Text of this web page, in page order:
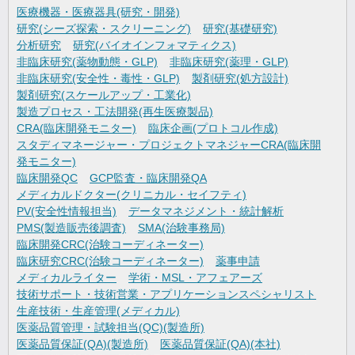
医療機器・医療器具(研究・開発)
研究(シーズ探索・スクリーニング)
研究(基礎研究)
分析研究
研究(バイオインフォマティクス)
非臨床研究(薬物動態・GLP)
非臨床研究(薬理・GLP)
非臨床研究(安全性・毒性・GLP)
製剤研究(処方設計)
製剤研究(スケールアップ・工業化)
製造プロセス・工法開発(再生医療製品)
CRA(臨床開発モニター)
臨床企画(プロトコル作成)
スタディマネージャー・プロジェクトマネジャーCRA(臨床開
発モニター)
臨床開発QC
GCP監査・臨床開発QA
メディカルドクター(クリニカル・セイフティ)
PV(安全性情報担当)
データマネジメント・統計解析
PMS(製造販売後調査)
SMA(治験事務局)
臨床開発CRC(治験コーディネーター)
臨床研究CRC(治験コーディネーター)
薬事申請
メディカルライター
学術・MSL・アフェアーズ
技術サポート・技術営業・アプリケーションスペシャリスト
生産技術・生産管理(メディカル)
医薬品質管理・試験担当(QC)(製造所)
医薬品質保証(QA)(製造所)
医薬品質保証(QA)(本社)